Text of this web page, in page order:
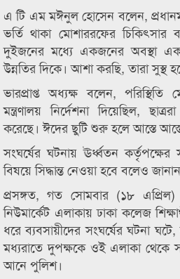
এ টি এম মঈনুল হোসেন বলেন,
ভর্তি থাকা মোশাররফের
দুইজনের মধ্যে একজনের অবস্থা
উন্নতির দিকে। আশা করছি, তারা সুস্থ
ভারপ্রাপ্ত অধ্যক্ষ বলেন, পরিস্থিতি
মন্ত্রণালয় নির্দেশনা দিয়েছিল,
করেছে। ঈদের ছুটি শুরু হলে আস্তে
সংঘর্ষের ঘটনায় ঊর্ধ্বতন
বিষয়ে সিদ্ধান্ত নেওয়া হবে বলেও
প্রসঙ্গত, গত সোমবার (১৮ এপ্রিল)
নিউমার্কেট এলাকায় ঢাকা কলেজ
ধরে ব্যবসায়ীদের সংঘর্ষের ঘটনা
মধ্যরাতে দুপক্ষকে ওই এলাকা থেকে
আনে পুলিশ।